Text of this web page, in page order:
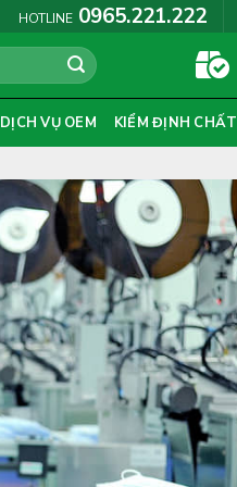
HOTLINE 0965.221.222
DỊCH VỤ OEM KIỂM ĐỊNH